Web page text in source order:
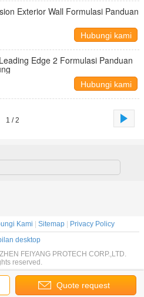
Exterior Wall Formulasi Panduan
Hubungi kami
Edge 2 Formulasi Panduan
Hubungi kami
1 / 2
Quote request
Kami Sitemap
Privacy Policy
desktop
FEIYANG PROTECH CORP.,LTD.
reserved.